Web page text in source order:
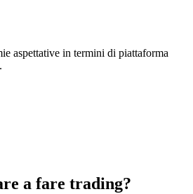
aspettative in termini di piattaforma
a fare trading?